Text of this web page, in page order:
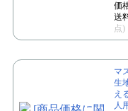
価
送
点)
マ
生
え
人